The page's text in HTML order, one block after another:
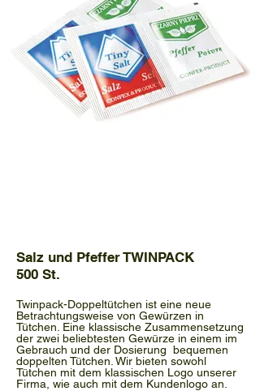
Salz und Pfeffer TWINPACK
500 St.
Twinpack-Doppeltütchen ist eine neue
Betrachtungsweise von Gewürzen in
Tütchen. Eine klassische Zusammensetzung
der zwei beliebtesten Gewürze in einem im
Gebrauch und der Dosierung bequemen
doppelten Tütchen. Wir bieten sowohl
Tütchen mit dem klassischen Logo unserer
Firma, wie auch mit dem Kundenlogo an.